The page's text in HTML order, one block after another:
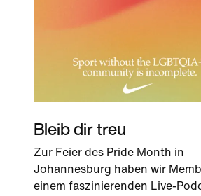
Bleib dir treu
Zur Feier des Pride Month in
Johannesburg haben wir
einem faszinierenden Live-